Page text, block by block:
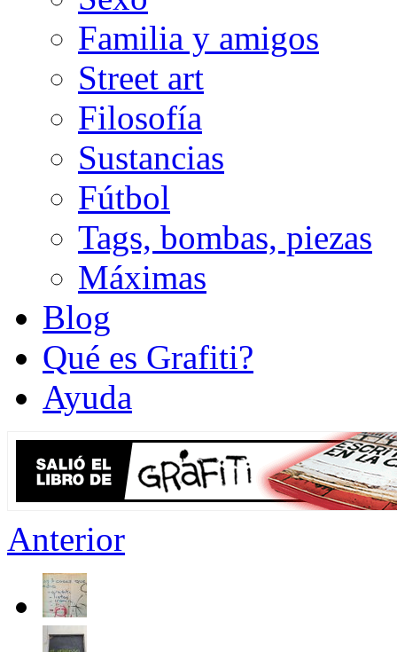
Familia y amigos
Street art
Filosofía
Sustancias
Fútbol
Tags, bombas, piezas
Máximas
Blog
Qué es Grafiti?
Ayuda
Anterior